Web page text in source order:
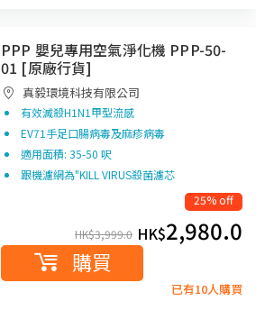
PPP 嬰兒 專用空氣淨化機 PPP-50-
01 [原廠行貨]
真毅環境科技有限公司
有效滅殺H1N1甲型流感
EV71手足口腸病毒及麻疹病毒
適用面積: 35-50 呎
跟機濾網為"KILL VIRUS殺菌濾芯
25% off
HK$3,999.0 HK$2,980.0
購買
已有10人購買